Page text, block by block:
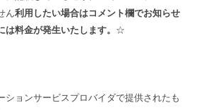
ん利用したい場合はコメント欄でお知らせ
料金が発生いたします。 ☆
ションサービスプロバイダで提供されたも